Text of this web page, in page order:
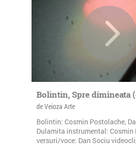
Bolintin, Spre dimineata
de Veioza Arte
Bolintin: Cosmin Postolache,
Dulamita instrumental: Cosmin
versuri/voce: Dan Sociu